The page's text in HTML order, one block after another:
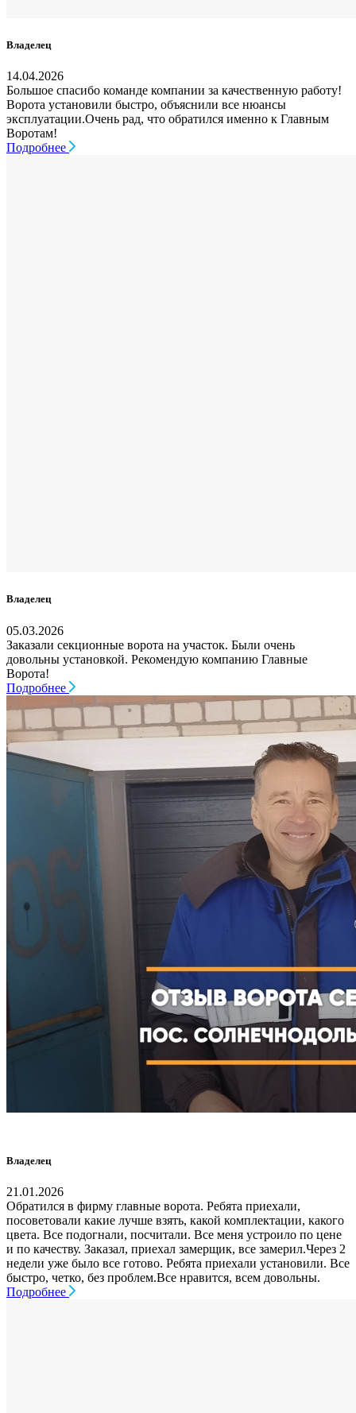
Владелец
14.04.2026
Большое спасибо команде компании за качественную работу!
Ворота установили быстро, объяснили все нюансы
эксплуатации.Очень рад, что обратился именно к Главным
Воротам!
Подробнее
Владелец
05.03.2026
Заказали секционные ворота на участок. Были очень
довольны установкой. Рекомендую компанию Главные
Ворота!
Подробнее
Владелец
21.01.2026
Обратился в фирму главные ворота. Ребята приехали,
посоветовали какие лучше взять, какой комплектации, какого
цвета. Все подогнали, посчитали. Все меня устроило по цене
и по качеству. Заказал, приехал замерщик, все замерил.Через 2
недели уже было все готово. Ребята приехали установили. Все
быстро, четко, без проблем.Все нравится, всем довольны.
Подробнее